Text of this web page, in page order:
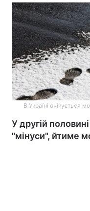
В Україні очікується
У другій
"мінуси", йтиме